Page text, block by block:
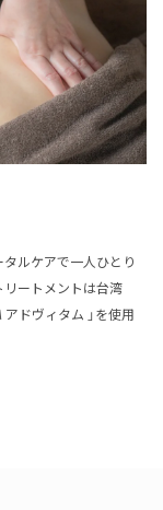
ルケアで一人ひとり
ートメントは台湾
ドヴィタム 」を使用